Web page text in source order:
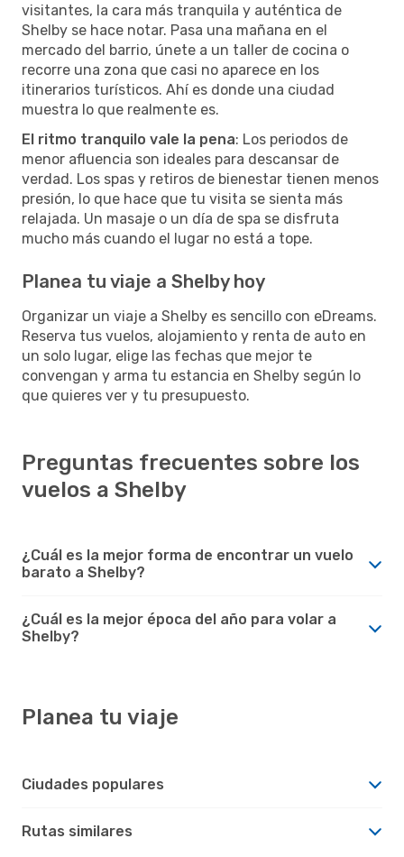
visitantes, la cara más tranquila y auténtica de
Shelby se hace notar. Pasa una mañana en el
mercado del barrio, únete a un taller de cocina o
recorre una zona que casi no aparece en los
itinerarios turísticos. Ahí es donde una ciudad
muestra lo que realmente es.
El ritmo tranquilo vale la pena: Los periodos de
menor afluencia son ideales para descansar de
verdad. Los spas y retiros de bienestar tienen menos
presión, lo que hace que tu visita se sienta más
relajada. Un masaje o un día de spa se disfruta
mucho más cuando el lugar no está a tope.
Planea tu viaje a Shelby hoy
Organizar un viaje a Shelby es sencillo con eDreams.
Reserva tus vuelos, alojamiento y renta de auto en
un solo lugar, elige las fechas que mejor te
convengan y arma tu estancia en Shelby según lo
que quieres ver y tu presupuesto.
Preguntas frecuentes sobre los
vuelos a Shelby
¿Cuál es la mejor forma de encontrar un vuelo
barato a Shelby?
¿Cuál es la mejor época del año para volar a
Shelby?
Planea tu viaje
Ciudades populares
Rutas similares